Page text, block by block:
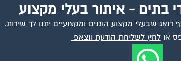
בתים - איתור בעלי מקצוע
שבעלי מקצוע הוגנים ומקצועיים יתנו לך שירות.
אולחץ לשליחת הודעת ווצאפ